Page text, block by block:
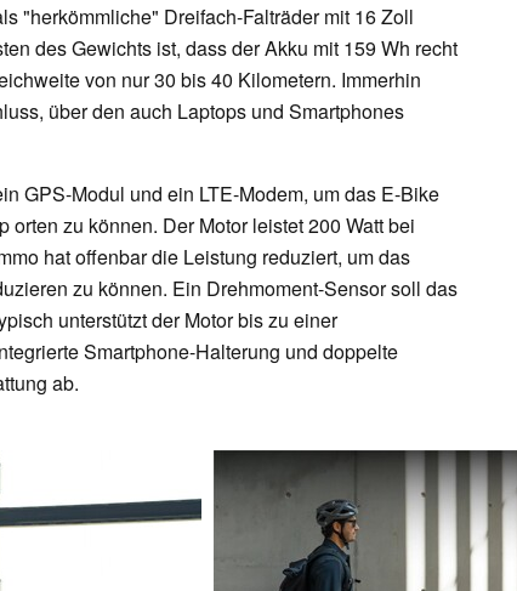
"herkömmliche" Dreifach-Falträder mit 16 Zoll
des Gewichts ist, dass der Akku mit 159 Wh recht
von nur 30 bis 40 Kilometern. Immerhin
über den auch Laptops und Smartphones
GPS-Modul und ein LTE-Modem, um das E-Bike
zu können. Der Motor leistet 200 Watt bei
hat offenbar die Leistung reduziert, um das
zu können. Ein Drehmoment-Sensor soll das
unterstützt der Motor bis zu einer
Smartphone-Halterung und doppelte
ab.